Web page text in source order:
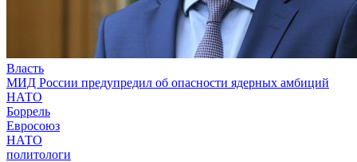
Власть
МИД России предупредил об опасности ядерных амбиций
НАТО
Боррель
Евросоюз
НАТО
политологи